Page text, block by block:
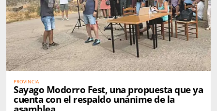
PROVINCIA
Sayago Modorro Fest, una propuesta que ya
cuenta con el respaldo unánime de la